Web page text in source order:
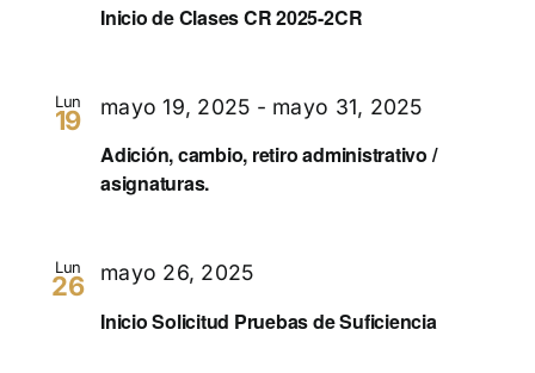
Inicio de Clases CR 2025-2CR
Lun
19
Adición, cambio, retiro administrativo /
asignaturas.
mayo 19, 2025 - mayo 31, 2025
Lun
26
Inicio Solicitud Pruebas de Suficiencia
mayo 26, 2025